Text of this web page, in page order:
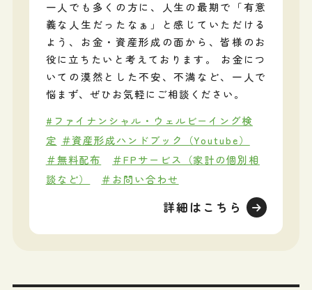
一人でも多くの方に、人生の最期で「有意
義な人生だったなぁ」と感じていただける
よう、お金・資産形成の面から、皆様のお
役に立ちたいと考えております。 お金につ
いての漠然とした不安、不満など、一人で
悩まず、ぜひお気軽にご相談ください。
#ファイナンシャル・ウェルビーイング検
定 ＃資産形成ハンドブック（Youtube）
＃無料配布
＃FPサービス（家計の個別相
談など）
＃お問い合わせ
詳細はこちら